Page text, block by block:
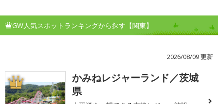
GW人気スポットランキングから探す【関東】
2026/08/09 更新
1
かみねレジャーランド／茨城
県